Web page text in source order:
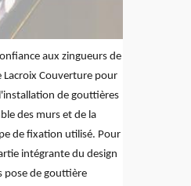
aux zingueurs de
Lacroix Couverture pour
de gouttières
des murs et de la
de fixation utilisé. Pour
intégrante du design
pose de gouttière